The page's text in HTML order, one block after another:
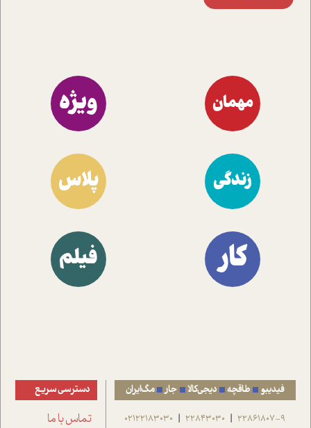
مهمان ویژه
زندگی پلاس
کار فیلم
فیدیبو طاقچه دیجی‌کالا جار مگ‌ایران
22861807-9
|
22843030
|
02122183030
دسترسی سریع
تماس با ما